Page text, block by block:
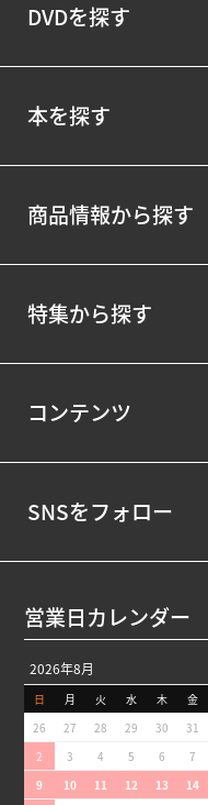
DVDを探す
本を探す
商品情報から探す
特集から探す
コンテンツ
SNSをフォロー
営業日カレンダー
2026年8月
日 月 火 水 木 金
26
27 28 29 30 31
2
3 4 5 6 7
9
10 11 12 13 14